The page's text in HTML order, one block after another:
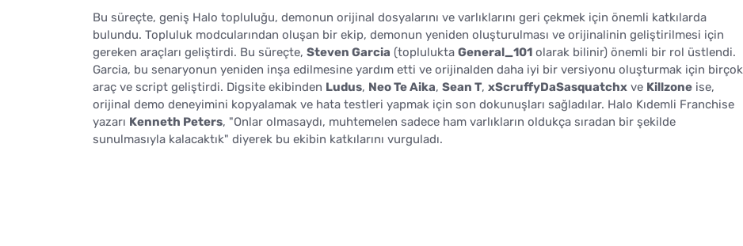
Bu süreçte, geniş Halo topluluğu, demonun orijinal dosyalarını ve varlıklarını geri çekmek için önemli katkılarda
bulundu. Topluluk modcularından oluşan bir ekip, demonun yeniden oluşturulması ve orijinalinin geliştirilmesi için
gereken araçları geliştirdi. Bu süreçte, Steven Garcia (toplulukta General_101 olarak bilinir) önemli bir rol üstlendi.
Garcia, bu senaryonun yeniden inşa edilmesine yardım etti ve orijinalden daha iyi bir versiyonu oluşturmak için birçok
araç ve script geliştirdi. Digsite ekibinden Ludus, Neo Te Aika, Sean T, xScruffyDaSasquatchx ve Killzone ise,
orijinal demo deneyimini kopyalamak ve hata testleri yapmak için son dokunuşları sağladılar. Halo Kıdemli Franchise
yazarı Kenneth Peters, "Onlar olmasaydı, muhtemelen sadece ham varlıkların oldukça sıradan bir şekilde
sunulmasıyla kalacaktık" diyerek bu ekibin katkılarını vurguladı.